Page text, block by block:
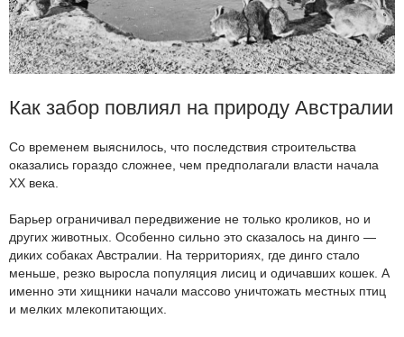
Как забор повлиял на природу Австралии
Со временем выяснилось, что последствия строительства
оказались гораздо сложнее, чем предполагали власти начала
XX века.
Барьер ограничивал передвижение не только кроликов, но и
других животных. Особенно сильно это сказалось на динго —
диких собаках Австралии. На территориях, где динго стало
меньше, резко выросла популяция лисиц и одичавших кошек. А
именно эти хищники начали массово уничтожать местных птиц
и мелких млекопитающих.